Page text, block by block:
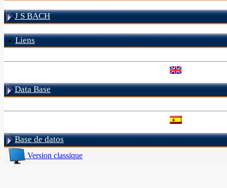
J S BACH
Liens
Data Base
Base de datos
Version classique